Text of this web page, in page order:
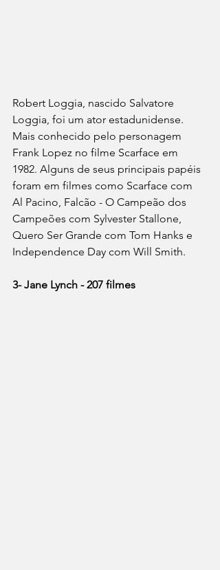
Robert Loggia, nascido Salvatore
Loggia, foi um ator estadunidense.
Mais conhecido pelo personagem
Frank Lopez no filme Scarface em
1982. Alguns de seus principais papéis
foram em filmes como Scarface com
Al Pacino, Falcão - O Campeão dos
Campeões com Sylvester Stallone,
Quero Ser Grande com Tom Hanks e
Independence Day com Will Smith.
3- Jane Lynch - 207 filmes